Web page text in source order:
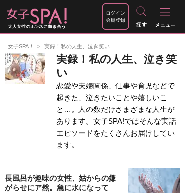
大人女性のホンネに向き合う
ログイン
会員登録
女子SPA！ 実録！私の人生、泣き笑い
実録！私の人生、泣き笑
い
恋愛や夫婦関係、仕事や育児などで
起きた、泣きたいことや嬉しいこ
と…。人の数だけさまざまな人生が
あります。女子SPA!ではそんな実話
エピソードをたくさんお届けしてい
ます。
長風呂が趣味の女性、姑からの嫌
がらせにア然。急に水になって